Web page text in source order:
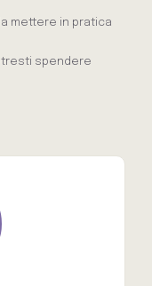
mettere in pratica
spendere